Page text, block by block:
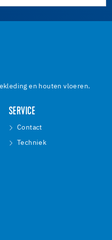
en houten vloeren.
SERVICE
Contact
Techniek